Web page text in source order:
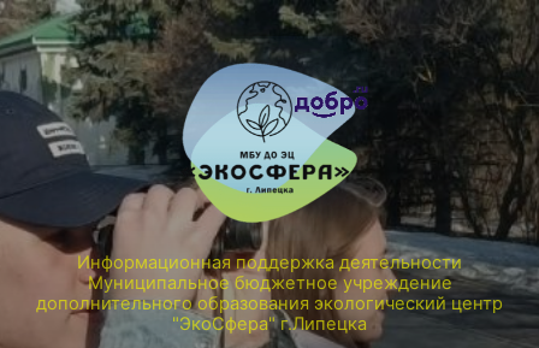
Информационная поддержка деятельности
Муниципальное бюджетное учреждение
дополнительного образования экологический центр
"ЭкоСфера" г.Липецка